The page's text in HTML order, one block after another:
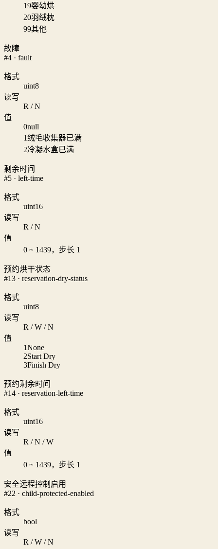
19婴幼烘
20羽绒枕
99其他
故障
#4 · fault
格式
uint8
读写
R / N
值
0null
1绒毛收集器已满
2冷凝水盒已满
剩余时间
#5 · left-time
格式
uint16
读写
R / N
值
0 ~ 1439，步长 1
预约烘干状态
#13 · reservation-dry-status
格式
uint8
读写
R / W / N
值
1None
2Start Dry
3Finish Dry
预约剩余时间
#14 · reservation-left-time
格式
uint16
读写
R / N / W
值
0 ~ 1439，步长 1
安全远程控制启用
#22 · child-protected-enabled
格式
bool
读写
R / W / N